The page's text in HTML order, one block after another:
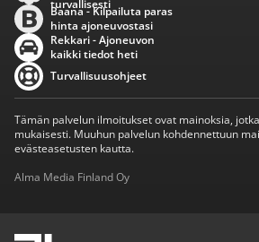
turvallisesti
Baana - Kilpailuta paras
hinta ajoneuvostasi
Rekkari - Ajoneuvon
kaikki tiedot heti
Turvallisuusohjeet
Tämän palvelun ilmoitukset ovat mainoksia,
mukaisesti. Muuhun palvelun kohdennettuun
evästeasetusten kautta.
Alma Media Finland Oy